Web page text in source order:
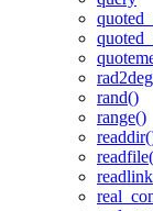
rand()
range()